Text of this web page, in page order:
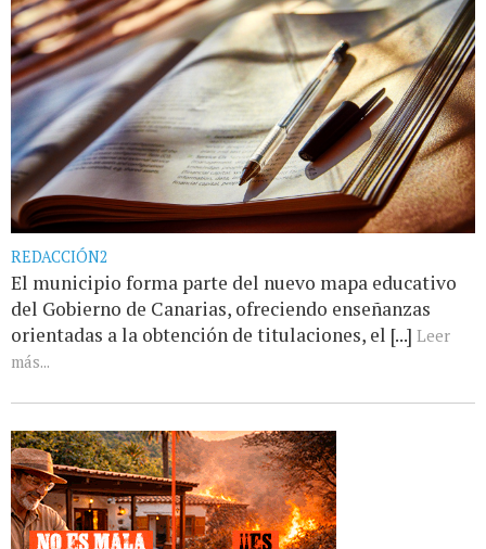
REDACCIÓN2
El municipio forma parte del nuevo mapa educativo
del Gobierno de Canarias, ofreciendo enseñanzas
orientadas a la obtención de titulaciones, el [...] Leer
más...